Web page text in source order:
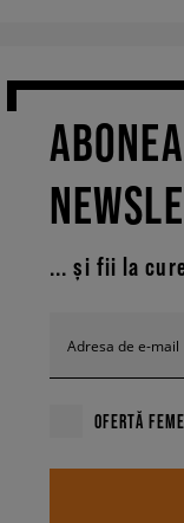
... și fii la
Adresa de e-mail
OFERTĂ